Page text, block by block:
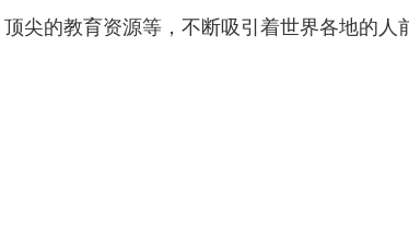
尖的教育资源等，不断吸引着世界各地的人